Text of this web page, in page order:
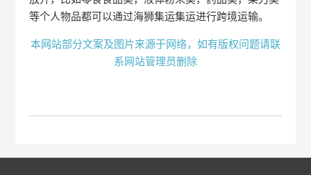
等个人物品都可以通过海狮集运集运进行跨境运输。
本网站部分文案及图片来源于网络，如有版权问题请联
系网站管理员删除